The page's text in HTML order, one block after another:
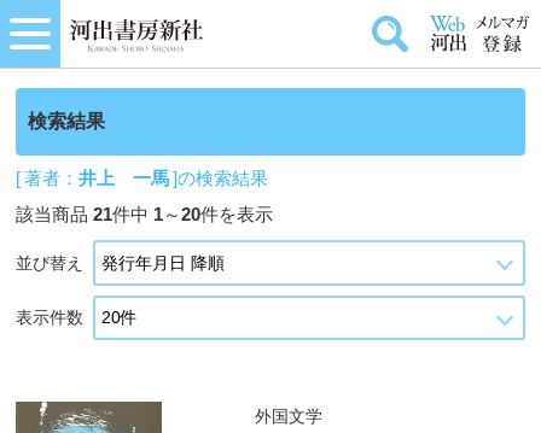
検索結果
[ 著者：井上 一馬]の検索結果
該当商品21件中 1～20件を表示
並び替え
表示件数
外国文学